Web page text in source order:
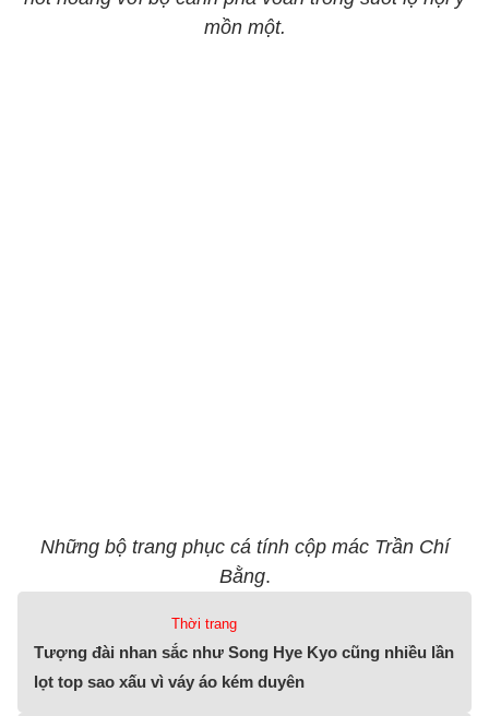
mồn một.
Những bộ trang phục cá tính cộp mác Trần Chí
Bằng.
Thời trang
Tượng đài nhan sắc như Song Hye Kyo cũng nhiều lần
lọt top sao xấu vì váy áo kém duyên